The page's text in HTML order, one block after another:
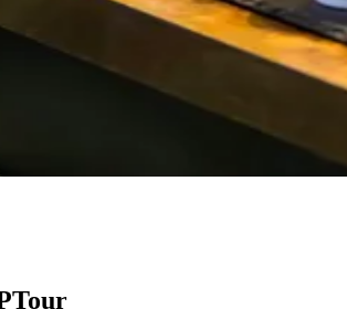
Tour